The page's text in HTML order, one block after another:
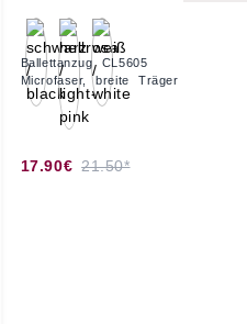
Ballettanzug CL5605
Microfaser, breite Träger
17.90€ 21.50*